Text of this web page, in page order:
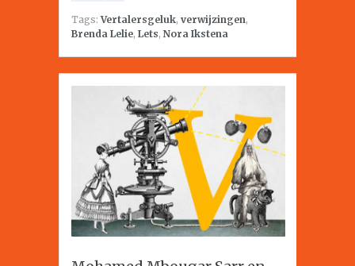
Tags:Vertalersgeluk, verwijzingen,
Brenda Lelie, Lets, Nora Ikstena